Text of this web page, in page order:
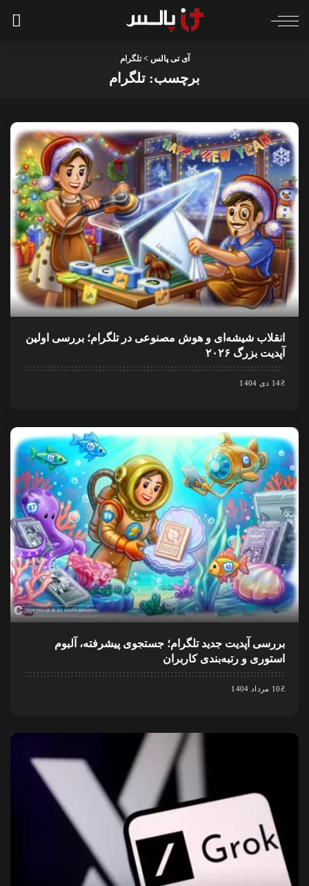
آی تی پالس >تلگرام
برچسب: تلگرام
انقلاب شیشه‌ای و هوش مصنوعی در تلگرام؛ بررسی اولین
آپدیت بزرگ ۲۰۲۶
14 دی 1404
بررسی آپدیت جدید تلگرام؛ جستجوی پیشرفته، آلبوم
استوری و رتبه‌بندی کاربران
10 مرداد 1404